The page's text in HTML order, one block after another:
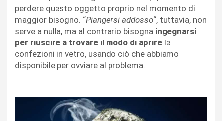
perdere questo oggetto proprio nel momento di
maggior bisogno. “Piangersi addosso“, tuttavia, non
serve a nulla, ma al contrario bisogna ingegnarsi
per riuscire a trovare il modo di aprire le
confezioni in vetro, usando ciò che abbiamo
disponibile per ovviare al problema.